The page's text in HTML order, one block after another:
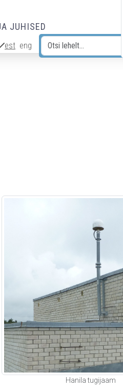
JUHISED
est eng
Hanila tugijaam